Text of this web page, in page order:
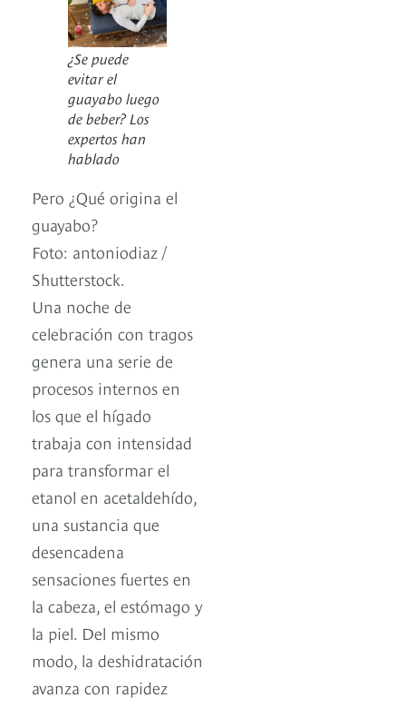
¿Se puede
evitar el
guayabo luego
de beber? Los
expertos han
hablado
Pero ¿Qué origina el
guayabo?
Foto: antoniodiaz /
Shutterstock.
Una noche de
celebración con tragos
genera una serie de
procesos internos en
los que el hígado
trabaja con intensidad
para transformar el
etanol en acetaldehído,
una sustancia que
desencadena
sensaciones fuertes en
la cabeza, el estómago y
la piel. Del mismo
modo, la deshidratación
avanza con rapidez